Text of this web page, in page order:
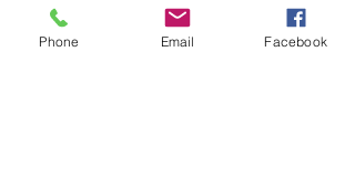
Phone Email Facebook